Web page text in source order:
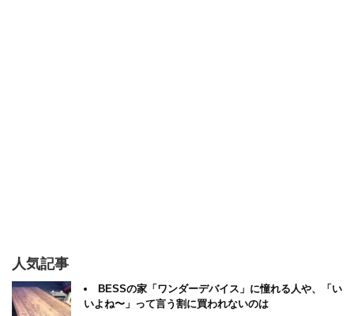
人気記事
BESSの家「ワンダーデバイス」に憧れる人や、「い
いよね〜」って言う割に買われないのは